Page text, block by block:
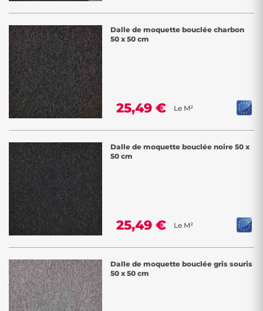
Dalle de moquette bouclée charbon
50 x 50 cm
25,49 € Le M²
Dalle de moquette bouclée noire 50 x
50 cm
25,49 € Le M²
Dalle de moquette bouclée gris souris
50 x 50 cm